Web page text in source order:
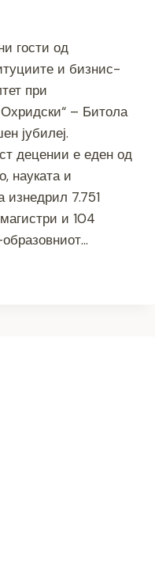
гости од
и бизнис-
при
– Битола
јубилеј.
децении е еден од
науката и
изнедрил 7.751
и 104